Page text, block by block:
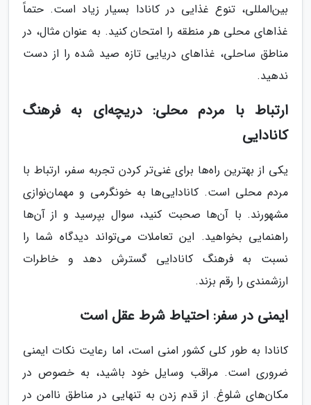
بین‌المللی، تنوع غذایی در کانادا بسیار زیاد است. حتماً
غذاهای محلی هر منطقه را امتحان کنید. به عنوان مثال، در
مناطق ساحلی، غذاهای دریایی تازه‌ صید شده را از دست
ندهید.
ارتباط با مردم محلی: دریچه‌ای به فرهنگ
کانادایی
یکی از بهترین راه‌ها برای غنی‌تر کردن تجربه سفر، ارتباط با
مردم محلی است. کانادایی‌ها به خونگرمی و مهمان‌نوازی
مشهورند. با آن‌ها صحبت کنید، سوال بپرسید و از آن‌ها
راهنمایی بخواهید. این تعاملات می‌تواند دیدگاه شما را
نسبت به فرهنگ کانادایی گسترش دهد و خاطرات
ارزشمندی را رقم بزند.
ایمنی در سفر: احتیاط شرط عقل است
کانادا به طور کلی کشور امنی است، اما رعایت نکات ایمنی
ضروری است. مراقب وسایل خود باشید، به خصوص در
مکان‌های شلوغ. از قدم زدن به تنهایی در مناطق ناامن در